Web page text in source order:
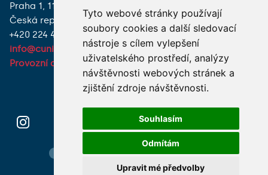
Tyto webové stránky používají
soubory cookies a další sledovací
nástroje s cílem vylepšení
uživatelského prostředí, analýzy
návštěvnosti webových stránek a
zjištění zdroje návštěvnosti.
Souhlasím
Odmítám
Upravit mé předvolby
Praha 1, 116 36
Česká republika
+420 224 491 850
info@cuni.cz
Provozní doba a kontakty
JAK K NÁM?
Hledání osob Nastavení cookie Mapa webu